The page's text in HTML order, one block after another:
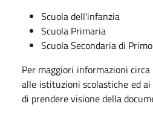
Scuola dell'infanzia
Scuola Primaria
Scuola Secondaria di
Per maggiori informazioni
alle istituzioni scolastiche ed
di prendere visione della